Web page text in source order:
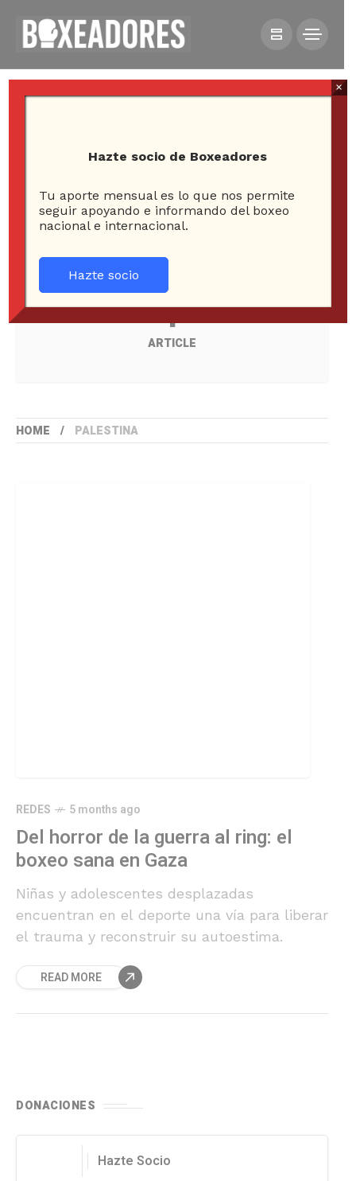
All posts tagged in
palestina
1
ARTICLE
HOME PALESTINA
REDES 5 months ago
Del horror de la guerra al ring: el
boxeo sana en Gaza
Niñas y adolescentes desplazadas
encuentran en el deporte una vía para liberar
el trauma y reconstruir su autoestima.
READ MORE
DONACIONES
Hazte Socio
Hazte socio de Boxeadores
Tu aporte mensual es lo que nos permite
seguir apoyando e informando del boxeo
nacional e internacional.
Hazte socio
×